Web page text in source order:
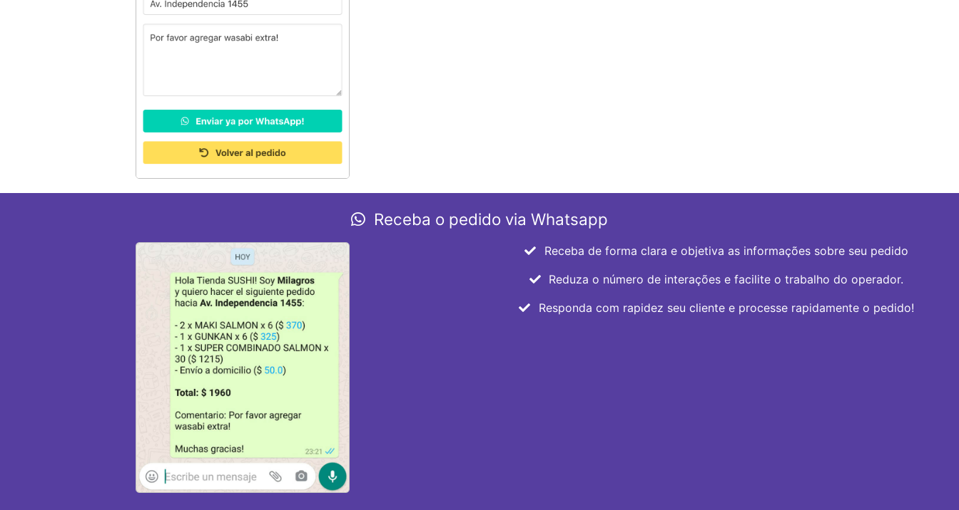
Receba o pedido via Whatsapp
Receba de forma clara e objetiva as informações sobre seu pedido
Reduza o número de interações e facilite o trabalho do operador.
Responda com rapidez seu cliente e processe rapidamente o pedido!